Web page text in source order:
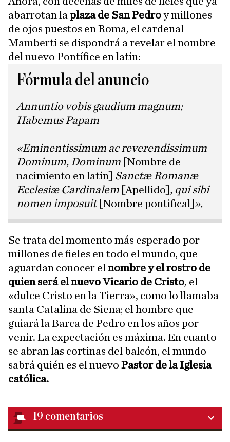
abarrotan la plaza de San Pedroy millones
de ojos puestos en Roma, el cardenal
Mamberti se dispondrá a revelar el nombre
del nuevo Pontífice en latín:
Fórmula del anuncio
Annuntio vobis gaudium magnum:
Habemus Papam
«Eminentissimum ac reverendissimum
Dominum, Dominum [Nombre de
nacimiento en latín]
Sanctæ Romanæ
Ecclesiæ Cardinalem [Apellido] , qui sibi
nomen imposuit [Nombre pontifical] ».
Se trata del momento más esperado por
millones de fieles en todo el mundo, que
aguardan conocer el nombre y el rostro de
quien será el nuevo Vicario de Cristo, el
«dulce Cristo en la Tierra», como lo llamaba
santa Catalina de Siena; el hombre que
guiará la Barca de Pedro en los años por
venir. La expectación es máxima. En cuanto
se abran las cortinas del balcón, el mundo
sabrá quién es el nuevo Pastor de la Iglesia
católica.
19 comentarios